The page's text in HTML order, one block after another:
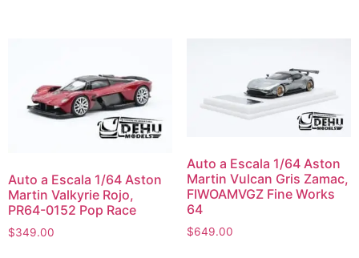
Auto a Escala 1/64 Aston
Martin Valkyrie Rojo,
PR64-0152 Pop Race
$349.00
Auto a Escala 1/64 Aston
Martin Vulcan Gris Zamac,
FIWOAMVGZ Fine Works
64
$649.00